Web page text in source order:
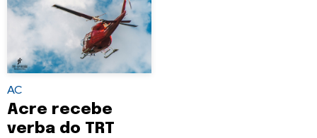
AC
Acre recebe
verba do TRT